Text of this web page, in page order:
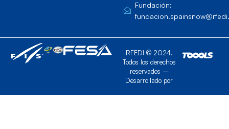
Fundación:
RFEDI © 2024.
Todos los derechos
reservados –
Desarrollado por